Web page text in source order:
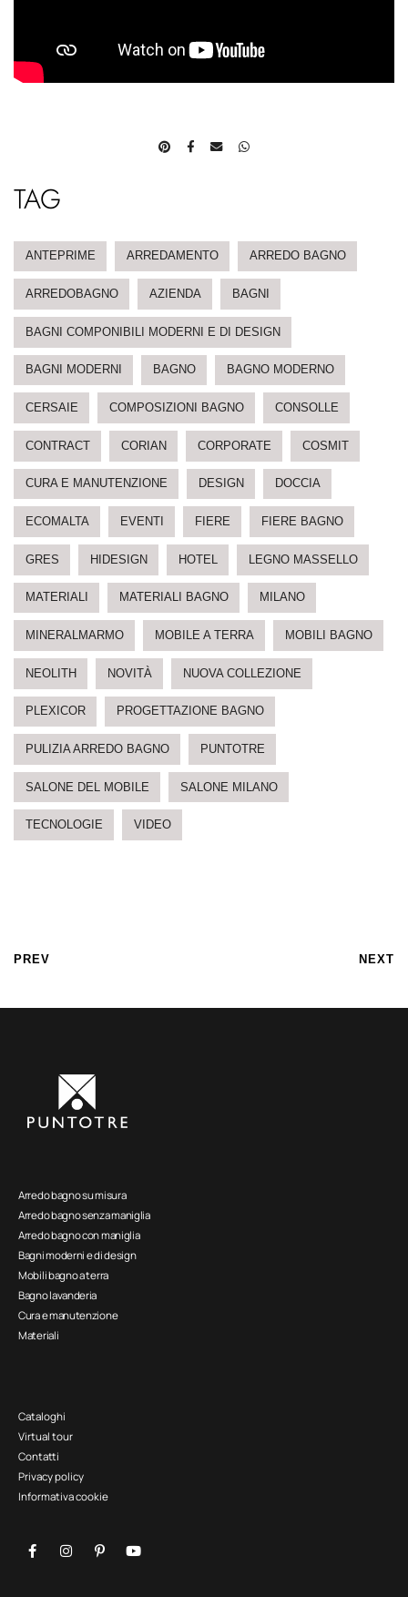
TAG
ANTEPRIME ARREDAMENTO ARREDO BAGNO
ARREDOBAGNO AZIENDA BAGNI
BAGNI COMPONIBILI MODERNI E DI DESIGN
BAGNI MODERNI BAGNO BAGNO MODERNO
CERSAIE COMPOSIZIONI BAGNO CONSOLLE
CONTRACT CORIAN CORPORATE COSMIT
CURA E MANUTENZIONE DESIGN DOCCIA
ECOMALTA EVENTI FIERE FIERE BAGNO
GRES HIDESIGN HOTEL LEGNO MASSELLO
MATERIALI MATERIALI BAGNO MILANO
MINERALMARMO MOBILE A TERRA MOBILI BAGNO
NEOLITH NOVITÀ NUOVA COLLEZIONE
PLEXICOR PROGETTAZIONE BAGNO
PULIZIA ARREDO BAGNO PUNTOTRE
SALONE DEL MOBILE SALONE MILANO
TECNOLOGIE VIDEO
PREV NEXT
Arredo bagno su misura
Arredo bagno senza maniglia
Arredo bagno con maniglia
Bagni moderni e di design
Mobili bagno a terra
Bagno lavanderia
Cura e manutenzione
Materiali
Cataloghi
Virtual tour
Contatti
Privacy policy
Informativa cookie